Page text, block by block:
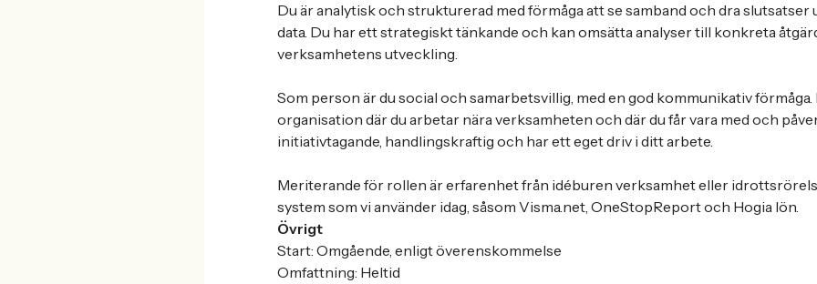
Du är analytisk och strukturerad med förmåga att se samband och dra
data. Du har ett strategiskt tänkande och kan omsätta analyser till konkreta
verksamhetens utveckling.
Som person är du social och samarbetsvillig, med en god kommunikativ förmåga.
organisation där du arbetar nära verksamheten och där du får vara med och
initiativtagande, handlingskraftig och har ett eget driv i ditt arbete.
Meriterande för rollen är erfarenhet från idéburen verksamhet eller
system som vi använder idag, såsom Visma.net, OneStopReport och Hogia lön.
Övrigt
Start: Omgående, enligt överenskommelse
Omfattning: Heltid